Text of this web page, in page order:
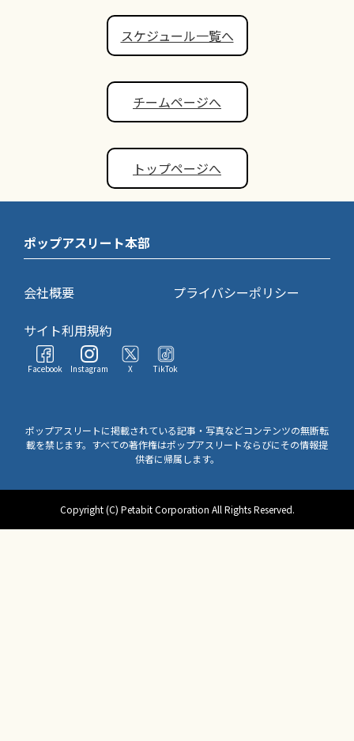
スケジュール一覧へ
チームページへ
トップページへ
ポップアスリート本部
会社概要
プライバシーポリシー
サイト利用規約
Facebook Instagram X TikTok
ポップアスリートに掲載されている記事・写真などコンテンツの無断転
載を禁じます。すべての著作権はポップアスリートならびにその情報提
供者に帰属します。
Copyright (C) Petabit Corporation All Rights Reserved.